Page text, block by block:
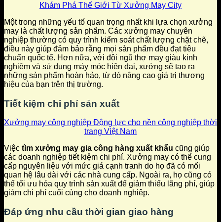
Khám Phá Thế Giới Từ Xưởng May City
Một trong những yếu tố quan trọng nhất khi lựa chọn xưởng
may là chất lượng sản phẩm. Các xưởng may chuyên
nghiệp thường có quy trình kiểm soát chất lượng chặt chẽ,
điều này giúp đảm bảo rằng mọi sản phẩm đều đạt tiêu
chuẩn quốc tế. Hơn nữa, với đội ngũ thợ may giàu kinh
nghiệm và sử dụng máy móc hiện đại, xưởng sẽ tạo ra
những sản phẩm hoàn hảo, từ đó nâng cao giá trị thương
hiệu của bạn trên thị trường.
Tiết kiệm chi phí sản xuất
Xưởng may công nghiệp Động lực cho nền công nghiệp thời
trang Việt Nam
Việc tìm xưởng may gia công hàng xuất khẩu cũng giúp
các doanh nghiệp tiết kiệm chi phí. Xưởng may có thể cung
cấp nguyên liệu với mức giá cạnh tranh do họ đã có mối
quan hệ lâu dài với các nhà cung cấp. Ngoài ra, họ cũng có
thể tối ưu hóa quy trình sản xuất để giảm thiểu lãng phí, giúp
giảm chi phí cuối cùng cho doanh nghiệp.
Đáp ứng nhu cầu thời gian giao hàng